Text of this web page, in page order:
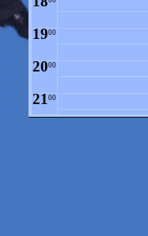
1900
2000
2100